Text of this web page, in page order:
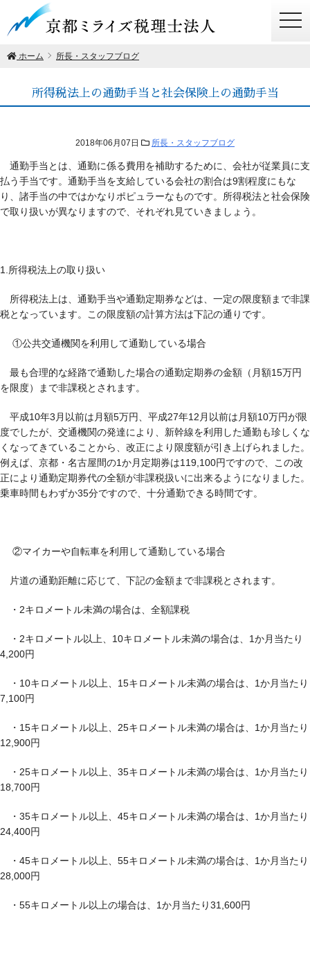
ホーム 所長・スタッフブログ
所得税法上の通勤手当と社会保険上の通勤手当
2018年06月07日 所長・スタッフブログ
通勤手当とは、通勤に係る費用を補助するために、会社が従業員に支
払う手当です。通勤手当を支給している会社の割合は9割程度にもな
り、諸手当の中ではかなりポピュラーなものです。所得税法と社会保険
で取り扱いが異なりますので、それぞれ見ていきましょう。
1.所得税法上の取り扱い
所得税法上は、通勤手当や通勤定期券などは、一定の限度額まで非課
税となっています。この限度額の計算方法は下記の通りです。
①公共交通機関を利用して通勤している場合
最も合理的な経路で通勤した場合の通勤定期券の金額（月額15万円
を限度）まで非課税とされます。
平成10年3月以前は月額5万円、平成27年12月以前は月額10万円が限
度でしたが、交通機関の発達により、新幹線を利用した通勤も珍しくな
くなってきていることから、改正により限度額が引き上げられました。
例えば、京都・名古屋間の1か月定期券は119,100円ですので、この改
正により通勤定期券代の全額が非課税扱いに出来るようになりました。
乗車時間もわずか35分ですので、十分通勤できる時間です。
②マイカーや自転車を利用して通勤している場合
片道の通勤距離に応じて、下記の金額まで非課税とされます。
・2キロメートル未満の場合は、全額課税
・2キロメートル以上、10キロメートル未満の場合は、1か月当たり
4,200円
・10キロメートル以上、15キロメートル未満の場合は、1か月当たり
7,100円
・15キロメートル以上、25キロメートル未満の場合は、1か月当たり
12,900円
・25キロメートル以上、35キロメートル未満の場合は、1か月当たり
18,700円
・35キロメートル以上、45キロメートル未満の場合は、1か月当たり
24,400円
・45キロメートル以上、55キロメートル未満の場合は、1か月当たり
28,000円
・55キロメートル以上の場合は、1か月当たり31,600円